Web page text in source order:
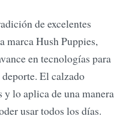
de excelentes
marca Hush Puppies,
en tecnologías para
El calzado
lo aplica de una manera
usar todos los días.